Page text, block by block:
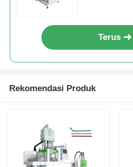
Terus
Rekomendasi Produk